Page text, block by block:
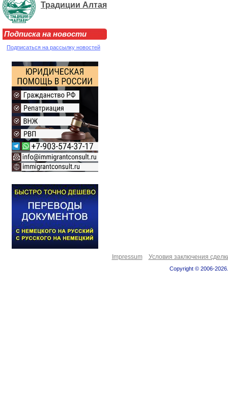
Традиции Алтая
Подписка на новости
Подписаться на рассылку новостей
Impressum Условия заключения
Copyright © 2006-